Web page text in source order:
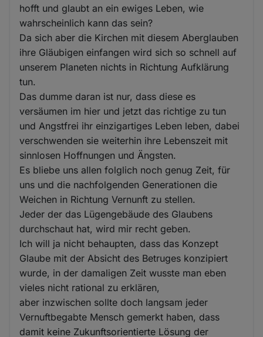
hofft und glaubt an ein ewiges Leben, wie
wahrscheinlich kann das sein?
Da sich aber die Kirchen mit diesem Aberglauben
ihre Gläubigen einfangen wird sich so schnell auf
unserem Planeten nichts in Richtung Aufklärung
tun.
Das dumme daran ist nur, dass diese es
versäumen im hier und jetzt das richtige zu tun
und Angstfrei ihr einzigartiges Leben leben, dabei
verschwenden sie weiterhin ihre Lebenszeit mit
sinnlosen Hoffnungen und Ängsten.
Es bliebe uns allen folglich noch genug Zeit, für
uns und die nachfolgenden Generationen die
Weichen in Richtung Vernunft zu stellen.
Jeder der das Lügengebäude des Glaubens
durchschaut hat, wird mir recht geben.
Ich will ja nicht behaupten, dass das Konzept
Glaube mit der Absicht des Betruges konzipiert
wurde, in der damaligen Zeit wusste man eben
vieles nicht rational zu erklären,
aber inzwischen sollte doch langsam jeder
Vernuftbegabte Mensch gemerkt haben, dass
damit keine Zukunftsorientierte Lösung der